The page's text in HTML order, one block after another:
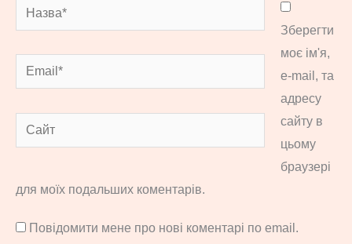
Назва*
Email*
Сайт
Зберегти
моє ім'я,
e-mail, та
адресу
сайту в
цьому
браузері
для моїх подальших коментарів.
Повідомити мене про нові коментарі по email.